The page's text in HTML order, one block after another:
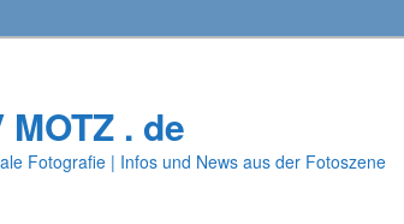
. de
Fotografie | Infos und News aus der Fotoszene